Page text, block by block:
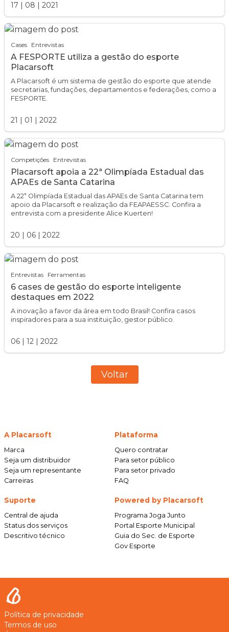
17 08 2021
Cases Entrevistas
A FESPORTE utiliza a gestão do esporte
Placarsoft
A Placarsoft é um sistema de gestão do esporte que atende
secretarias, fundações, departamentos e federações, como a
FESPORTE.
21 01 2022
Competições Entrevistas
Placarsoft apoia a 22ª Olimpíada Estadual das
APAEs de Santa Catarina
A 22ª Olimpíada Estadual das APAEs de Santa Catarina tem
apoio da Placarsoft e realização da FEAPAESSC. Confira a
entrevista com a presidente Alice Kuerten!
20 06 2022
Entrevistas Ferramentas
6 cases de gestão do esporte inteligente
destaques em 2022
A inovação a favor da área em todo Brasil! Confira casos
inspiradores para a sua instituição, gestor público.
06 12 2022
Voltar
A Placarsoft
Marca
Seja um distribuidor
Seja um representante
Carreiras
Plataforma
Quero contratar
Para setor público
Para setor privado
FAQ
Suporte
Central de ajuda
Status dos serviços
Descritivo técnico
Powered by Placarsoft
Programa Joga Junto
Portal Esporte Municipal
Guia do Sec. de Esporte
Gov Esporte
Política de privacidade
Termos de uso